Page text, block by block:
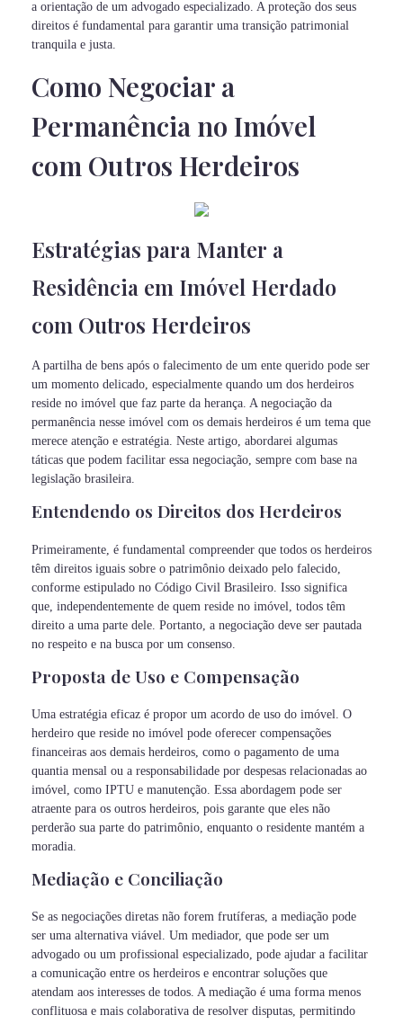
a orientação de um advogado especializado. A proteção dos seus
direitos é fundamental para garantir uma transição patrimonial
tranquila e justa.
Como Negociar a
Permanência no Imóvel
com Outros Herdeiros
Estratégias para Manter a
Residência em Imóvel Herdado
com Outros Herdeiros
A partilha de bens após o falecimento de um ente querido pode ser
um momento delicado, especialmente quando um dos herdeiros
reside no imóvel que faz parte da herança. A negociação da
permanência nesse imóvel com os demais herdeiros é um tema que
merece atenção e estratégia. Neste artigo, abordarei algumas
táticas que podem facilitar essa negociação, sempre com base na
legislação brasileira.
Entendendo os Direitos dos Herdeiros
Primeiramente, é fundamental compreender que todos os herdeiros
têm direitos iguais sobre o patrimônio deixado pelo falecido,
conforme estipulado no Código Civil Brasileiro. Isso significa
que, independentemente de quem reside no imóvel, todos têm
direito a uma parte dele. Portanto, a negociação deve ser pautada
no respeito e na busca por um consenso.
Proposta de Uso e Compensação
Uma estratégia eficaz é propor um acordo de uso do imóvel. O
herdeiro que reside no imóvel pode oferecer compensações
financeiras aos demais herdeiros, como o pagamento de uma
quantia mensal ou a responsabilidade por despesas relacionadas ao
imóvel, como IPTU e manutenção. Essa abordagem pode ser
atraente para os outros herdeiros, pois garante que eles não
perderão sua parte do patrimônio, enquanto o residente mantém a
moradia.
Mediação e Conciliação
Se as negociações diretas não forem frutíferas, a mediação pode
ser uma alternativa viável. Um mediador, que pode ser um
advogado ou um profissional especializado, pode ajudar a facilitar
a comunicação entre os herdeiros e encontrar soluções que
atendam aos interesses de todos. A mediação é uma forma menos
conflituosa e mais colaborativa de resolver disputas, permitindo